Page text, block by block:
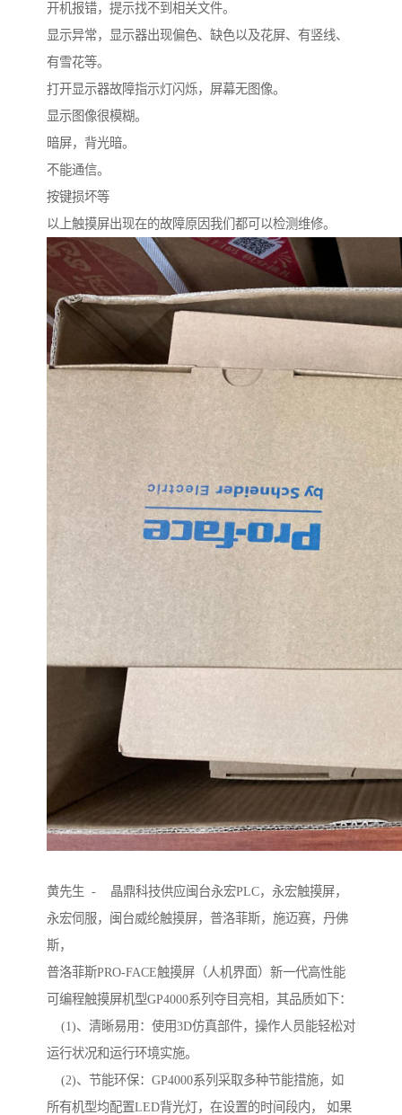
开机报错，提示找不到相关文件。
显示异常，显示器出现偏色、缺色以及花屏、有竖线、
有雪花等。
打开显示器故障指示灯闪烁，屏幕无图像。
显示图像很模糊。
暗屏，背光暗。
不能通信。
按键损坏等
以上触摸屏出现在的故障原因我们都可以检测维修。
黄先生 - 晶鼎科技供应闽台永宏PLC，永宏触摸屏，
永宏伺服，闽台威纶触摸屏，普洛菲斯，施迈赛，丹佛
斯，
普洛菲斯PRO-FACE触摸屏（人机界面）新一代高性能
可编程触摸屏机型GP4000系列夺目亮相，其品质如下：
(1)、清晰易用：使用3D仿真部件，操作人员能轻松对
运行状况和运行环境实施。
(2)、节能环保：GP4000系列采取多种节能措施，如
所有机型均配置LED背光灯，在设置的时间段内， 如果